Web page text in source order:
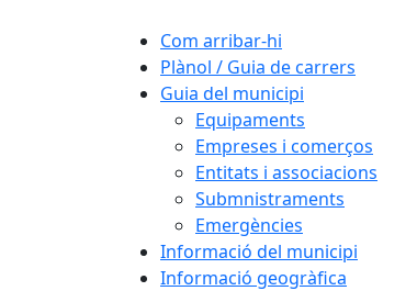
Com arribar-hi
Plànol / Guia de carrers
Guia del municipi
Equipaments
Empreses i comerços
Entitats i associacions
Submnistraments
Emergències
Informació del municipi
Informació geogràfica